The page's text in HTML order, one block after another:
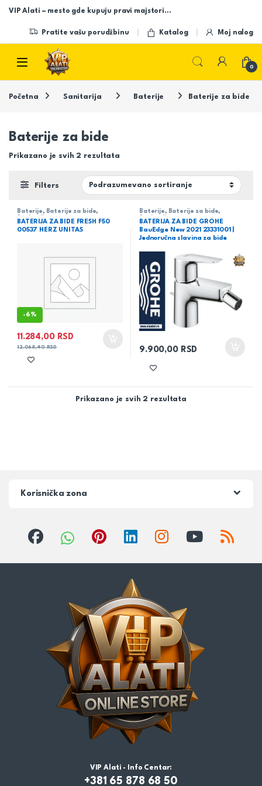
Skip to navigation
Skip to content
VIP Alati – mesto gde kupuju pravi majstori…
Pratite vašu porudžbinu Katalog Moj nalog
Open
0
Početna Sanitarija Baterije Baterije za bide
Baterije za bide
Prikazano je svih 2 rezultata
Filters
Baterije , Baterije za bide,
Sanitarija
BATERIJA ZA BIDE FRESH F50
00537 HERZ UNITAS
-6%
11.284,00 RSD
12.068,40RSD
Baterije , Baterije za bide,
Sanitarija
BATERIJA ZA BIDE GROHE
BauEdge New 2021 23331001 |
Jednoručna slavina za bide
9.900,00 RSD
Prikazano je svih 2 rezultata
Korisnička zona
VIP Alati - Info Centar:
+381 65 878 68 50